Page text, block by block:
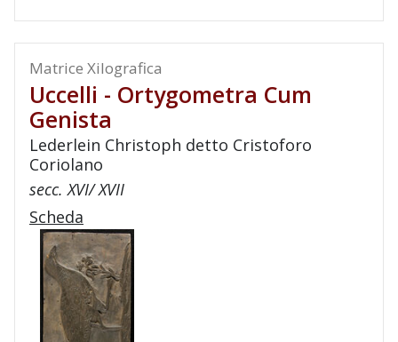
Matrice Xilografica
Uccelli - Ortygometra Cum
Genista
Lederlein Christoph detto Cristoforo
Coriolano
secc. XVI/ XVII
Scheda